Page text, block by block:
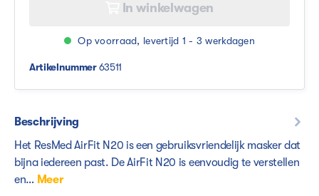
In winkelwagen
Op voorraad, levertijd 1 - 3 werkdagen
Artikelnummer63511
Beschrijving
Het ResMed AirFit N20 is een gebruiksvriendelijk masker dat
bijna iedereen past. De AirFit N20 is eenvoudig te verstellen
en… Meer